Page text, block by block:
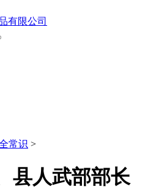
常识 >
县人武部部长